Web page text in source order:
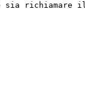
sia richiamare